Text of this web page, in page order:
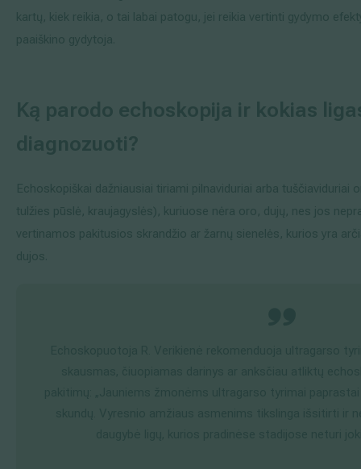
kartų, kiek reikia, o tai labai patogu, jei reikia vertinti gydymo
paaiškino gydytoja.
Ką parodo echoskopija ir kokias
diagnozuoti?
Echoskopiškai dažniausiai tiriami pilnaviduriai arba tuščiaviduriai
tulžies pūslė, kraujagyslės), kuriuose nėra oro, dujų, nes jos
vertinamos pakitusios skrandžio ar žarnų sienelės, kurios yra
dujos.